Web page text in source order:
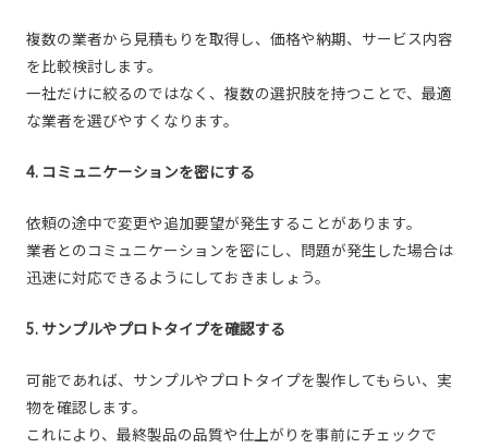
複数の業者から見積もりを取得し、価格や納期、サービス内容
を比較検討します。
一社だけに絞るのではなく、複数の選択肢を持つことで、最適
な業者を選びやすくなります。
4. コミュニケーションを密にする
依頼の途中で変更や追加要望が発生することがあります。
業者とのコミュニケーションを密にし、問題が発生した場合は
迅速に対応できるようにしておきましょう。
5. サンプルやプロトタイプを確認する
可能であれば、サンプルやプロトタイプを製作してもらい、実
物を確認します。
これにより、最終製品の品質や仕上がりを事前にチェックで